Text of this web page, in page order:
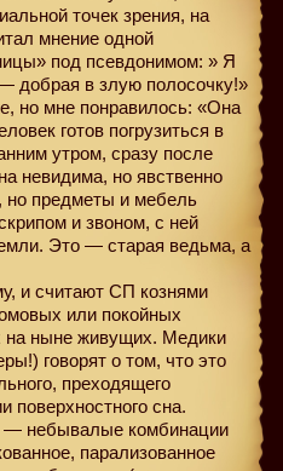
точек зрения, на
мнение одной
под псевдонимом: » Я
добрая в злую полосочку!»
но мне понравилось: «Она
готов погрузиться в
утром, сразу после
невидима, но явственно
предметы и мебель
и звоном, с ней
Это — старая ведьма, а
и считают СП кознями
или покойных
на ныне живущих. Медики
говорят о том, что это
преходящего
поверхностного сна.
небывалые комбинации
парализованное